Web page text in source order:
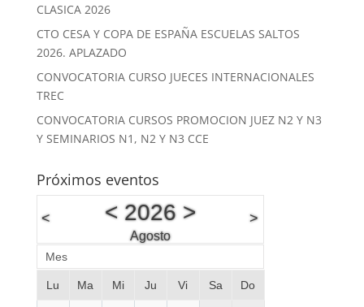
CLASICA 2026
CTO CESA Y COPA DE ESPAÑA ESCUELAS SALTOS
2026. APLAZADO
CONVOCATORIA CURSO JUECES INTERNACIONALES
TREC
CONVOCATORIA CURSOS PROMOCION JUEZ N2 Y N3
Y SEMINARIOS N1, N2 Y N3 CCE
Próximos eventos
< < 2026>
Agosto
>
Mes
Lu Ma Mi Ju Vi Sa Do